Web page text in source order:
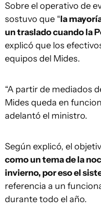
Sobre el operativo de
sostuvo que “la
un traslado cuando la
explicó que los
equipos del Mides.
“A partir de mediados
Mides queda en
adelantó el ministro.
Según explicó, el
como un tema de la
invierno, por eso el
referencia a un
durante todo el año.